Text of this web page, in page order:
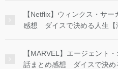
【Netflix】ウィンクス・サ
感想 ダイスで決める人生【
【MARVEL】エージェント
話まとめ感想 ダイスで決め